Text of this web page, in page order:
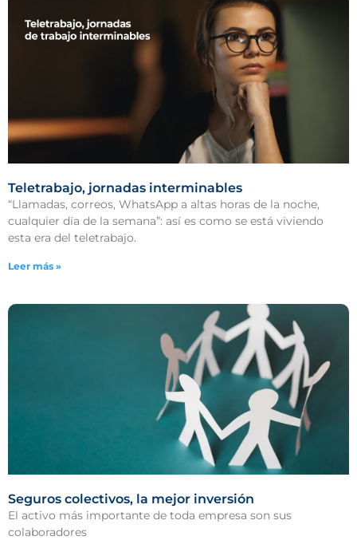
Teletrabajo, jornadas interminables
“Llamadas, correos, WhatsApp a altas horas de la noche,
cualquier día de la semana”: así es como se está viviendo
esta era del teletrabajo.
Leer más »
Seguros colectivos, la mejor inversión
El activo más importante de toda empresa son sus
colaboradores